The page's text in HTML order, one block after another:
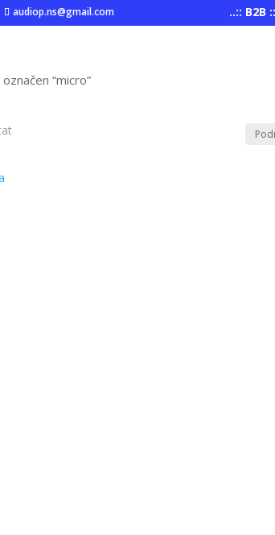
audiop.ns@gmail.com ..:: B2B
“micro”